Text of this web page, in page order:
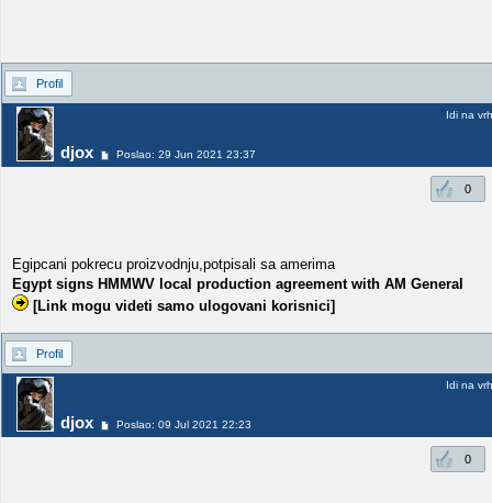
Profil
djox Poslao: 29 Jun 2021 23:37
Idi na vrh
0
Egipcani pokrecu proizvodnju,potpisali sa amerima
Egypt signs HMMWV local production agreement with AM General
[Link mogu videti samo ulogovani korisnici]
Profil
djox Poslao: 09 Jul 2021 22:23
Idi na vrh
0